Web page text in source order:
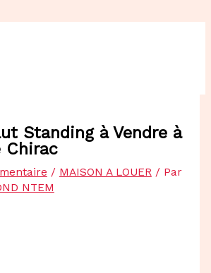
Standing à Vendre à
Chirac
/ MAISON A LOUER/ Par
NTEM